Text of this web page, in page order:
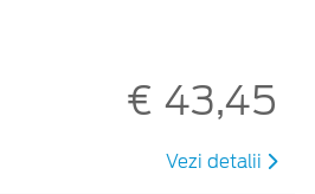
€ 43,45
Vezi detalii